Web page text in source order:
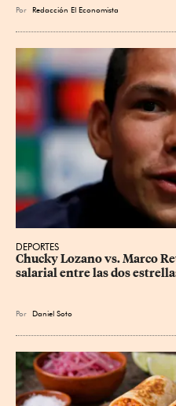
Por Redacción El Economista
DEPORTES
Chucky Lozano vs. Marco
salarial entre las dos
Por Daniel Soto